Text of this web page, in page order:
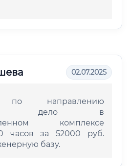
02.07.2025
по направлению
дело в
комплексе
часов за 52000 руб.
базу.